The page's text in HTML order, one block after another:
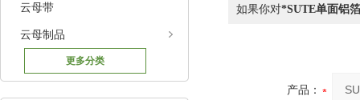
云母带
云母制品
更多分类
如果你对*SUTE单面铝
产品：